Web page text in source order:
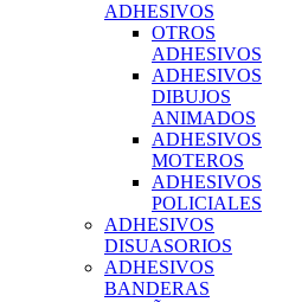
ADHESIVOS
OTROS
ADHESIVOS
ADHESIVOS
DIBUJOS
ANIMADOS
ADHESIVOS
MOTEROS
ADHESIVOS
POLICIALES
ADHESIVOS
DISUASORIOS
ADHESIVOS
BANDERAS